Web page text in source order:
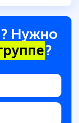
Нужно
?